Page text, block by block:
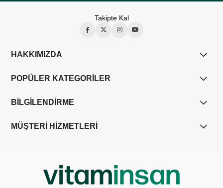
Takipte Kal
HAKKIMIZDA
POPÜLER KATEGORİLER
BİLGİLENDİRME
MÜŞTERİ HİZMETLERİ